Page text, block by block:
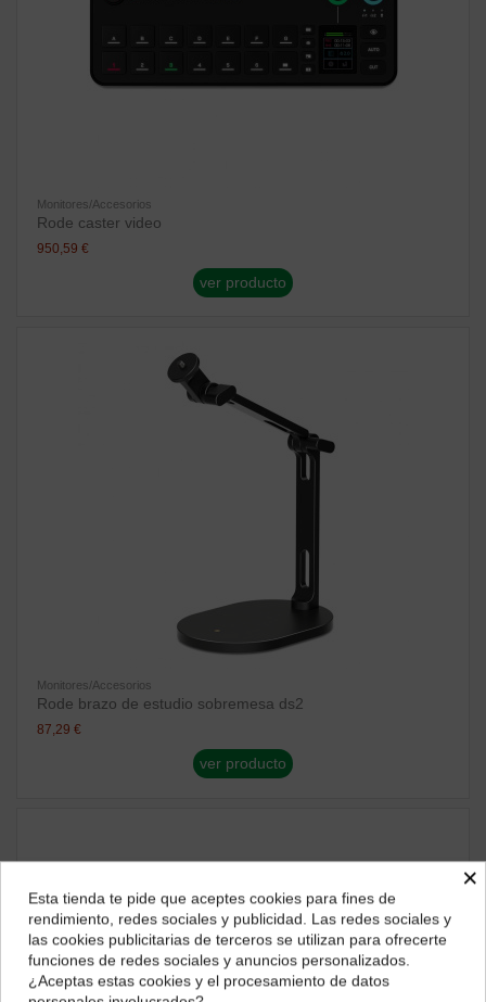
Monitores/Accesorios
Rode caster video
950,59 €
ver producto
Monitores/Accesorios
Rode brazo de estudio sobremesa ds2
87,29 €
ver producto
¿Dónde deseas recibir tu pedido?
Selecciona tu ubicación para mostrarte los precios e
impuestos correctos para tu región.
×
Esta tienda te pide que aceptes cookies para fines de
rendimiento, redes sociales y publicidad. Las redes sociales y
las cookies publicitarias de terceros se utilizan para ofrecerte
funciones de redes sociales y anuncios personalizados.
¿Aceptas estas cookies y el procesamiento de datos